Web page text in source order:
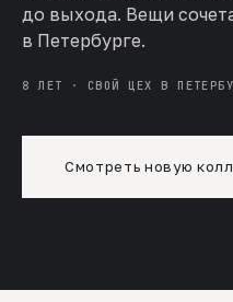
до выхода. Вещи
в Петербурге.
8 ЛЕТ · СВОЙ ЦЕХ В
Смотреть новую